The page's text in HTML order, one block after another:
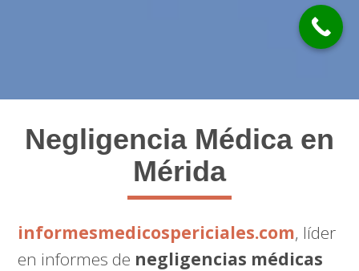
Negligencia Médica en
Mérida
informesmedicospericiales.com, líder
en informes de negligencias médicas